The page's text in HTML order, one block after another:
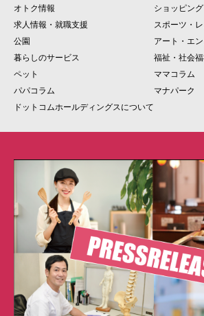
オトク情報
ショッピング
求人情報・就職支援
スポーツ・
公園
アート・エ
暮らしのサービス
福祉・社会
ペット
ママコラム
パパコラム
マナパーク
ドットコムホールディングスについて